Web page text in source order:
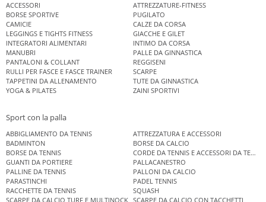
ACCESSORI
ATTREZZATURE-FITNESS
BORSE SPORTIVE
PUGILATO
CAMICIE
CALZE DA CORSA
LEGGINGS E TIGHTS FITNESS
GIACCHE E GILET
INTEGRATORI ALIMENTARI
INTIMO DA CORSA
MANUBRI
PALLE DA GINNASTICA
PANTALONI & COLLANT
REGGISENI
RULLI PER FASCE E FASCE TRAINER
SCARPE
TAPPETINI DA ALLENAMENTO
TUTE DA GINNASTICA
YOGA & PILATES
ZAINI SPORTIVI
Sport con la palla
ABBIGLIAMENTO DA TENNIS
ATTREZZATURA E ACCESSORI
BADMINTON
BORSE DA CALCIO
BORSE DA TENNIS
CORDE DA TENNIS E ACCESSORI DA TENNIS
GUANTI DA PORTIERE
PALLACANESTRO
PALLINE DA TENNIS
PALLONI DA CALCIO
PARASTINCHI
PADEL TENNIS
RACCHETTE DA TENNIS
SQUASH
SCARPE DA CALCIO TURF E MULTINOCK SCARPE DA CALCIO CON TACCHETTI